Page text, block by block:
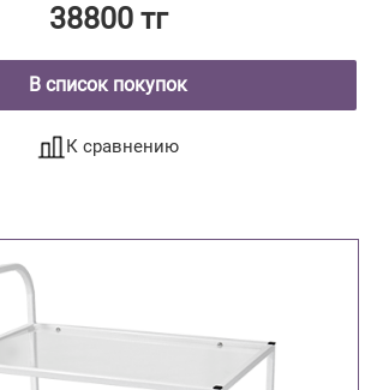
38800 тг
В список покупок
К сравнению